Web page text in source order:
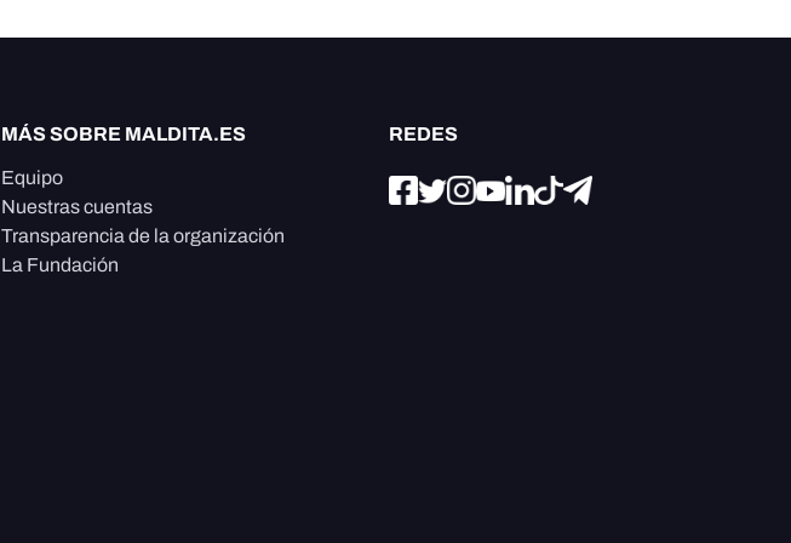
MÁS SOBRE MALDITA.ES
Equipo
Nuestras cuentas
Transparencia de la organización
La Fundación
REDES